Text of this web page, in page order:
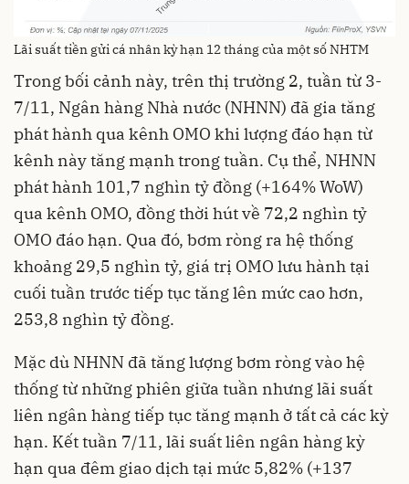
Lãi suất tiền gửi cá nhân kỳ hạn 12 tháng của một số NHTM
Trong bối cảnh này, trên thị trường 2, tuần từ 3-
7/11, Ngân hàng Nhà nước (NHNN) đã gia tăng
phát hành qua kênh OMO khi lượng đáo hạn từ
kênh này tăng mạnh trong tuần. Cụ thể, NHNN
phát hành 101,7 nghìn tỷ đồng (+164% WoW)
qua kênh OMO, đồng thời hút về 72,2 nghìn tỷ
OMO đáo hạn. Qua đó, bơm ròng ra hệ thống
khoảng 29,5 nghìn tỷ, giá trị OMO lưu hành tại
cuối tuần trước tiếp tục tăng lên mức cao hơn,
253,8 nghìn tỷ đồng.
Mặc dù NHNN đã tăng lượng bơm ròng vào hệ
thống từ những phiên giữa tuần nhưng lãi suất
liên ngân hàng tiếp tục tăng mạnh ở tất cả các kỳ
hạn. Kết tuần 7/11, lãi suất liên ngân hàng kỳ
hạn qua đêm giao dịch tại mức 5,82% (+137